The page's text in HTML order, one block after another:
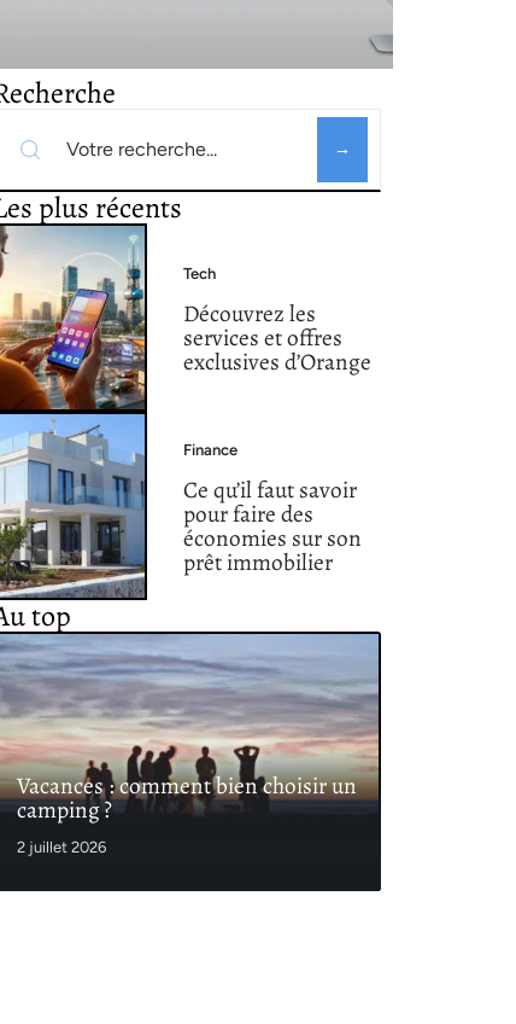
plus récents
Tech
Découvrez les
services et offres
exclusives d’Orange
Finance
Ce qu’il faut savoir
pour faire des
économies sur son
prêt immobilier
top
Vacances : comment bien choisir un
camping ?
2 juillet 2026